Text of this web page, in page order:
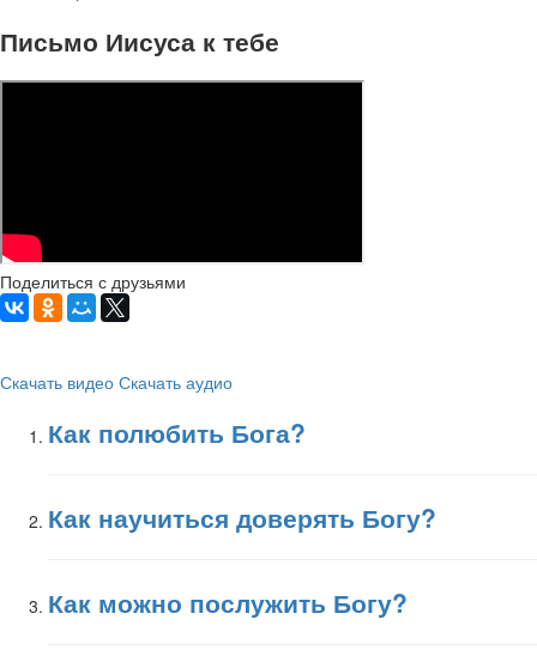
Письмо Иисуса к тебе
Поделиться с друзьями
Скачать видео Скачать аудио
Как полюбить Бога?
Как научиться доверять Богу?
Как можно послужить Богу?